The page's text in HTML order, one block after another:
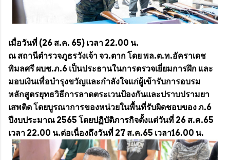
เมื่อวันที่ (26 ส.ค. 65) เวลา 22.00 น.
ณ สถานีตำรวจภูธรวังเจ้า จว.ตาก โดย พล.ต.ท.อัคราเดช
พิมลศรี ผบช.ภ.6 เป็นประธานในการตรวจเยี่ยมการฝึก และ
มอบเงินเพื่อบำรุงขวัญและกำลังใจแก่ผู้เข้ารับการอบรม
หลักสูตรยุทธวิธีการลาดตระเวนป้องกันและปราบปรามยา
เสพติด โดยบูรณาการของหน่วยในพื้นที่รับผิดชอบของ ภ.6
ปีงบประมาณ 2565 โดยปฏิบัติภารกิจตั้งแต่วันที่ 26 ส.ค.65
เวลา 22.00 น.ต่อเนื่องถึงวันที่ 27 ส.ค.65 เวลา16.00 น.